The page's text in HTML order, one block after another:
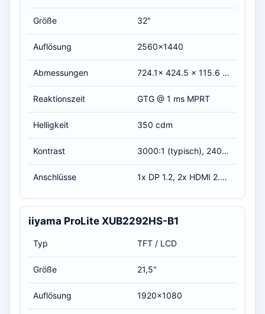
Größe 32"
Auflösung 2560x1440
Abmessungen 724.1x 424.5 x 115.6 mm
Reaktionszeit GTG @ 1 ms MPRT
Helligkeit 350 cdm
Kontrast 3000:1 (typisch), 2400:1 (minimum)
Anschlüsse 1x DP 1.2, 2x HDMI 2.0, 2x USB-A 3.0, 1x Headphone-Jack
iiyama ProLite XUB2292HS-B1
Typ TFT / LCD
Größe 21,5"
Auflösung 1920x1080